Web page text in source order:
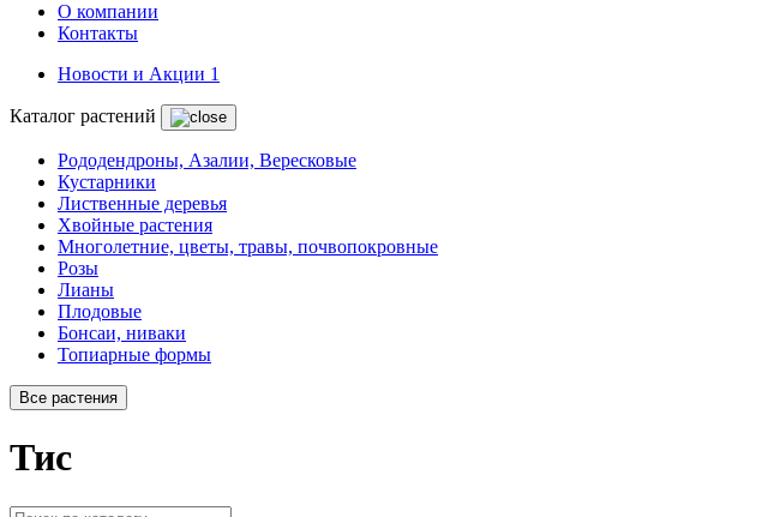
О компании
Контакты
Новости и Акции 1
Каталог растений
Рододендроны, Азалии, Вересковые
Кустарники
Лиственные деревья
Хвойные растения
Многолетние, цветы, травы, почвопокровные
Розы
Лианы
Плодовые
Бонсаи, ниваки
Топиарные формы
Все растения
Тис